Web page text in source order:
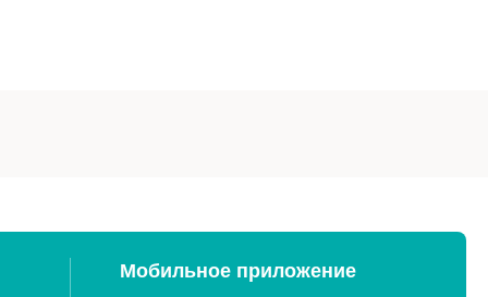
Мобильное приложение